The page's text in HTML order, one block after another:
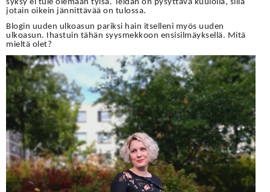
syksy ei tule olemaan tylsä. Teidän on pysyttävä kuulolla, sillä
jotain oikein jännittävää on tulossa.
Blogin uuden ulkoasun pariksi hain itselleni myös uuden
ulkoasun. Ihastuin tähän syysmekkoon ensisilmäyksellä. Mitä
mieltä olet?